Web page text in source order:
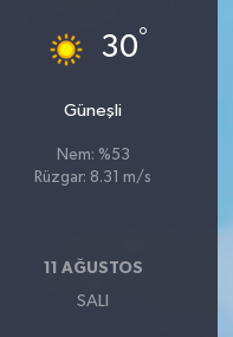
30°
Güneşli
Nem: %53
Rüzgar: 8.31 m/s
11 AĞUSTOS
SALI